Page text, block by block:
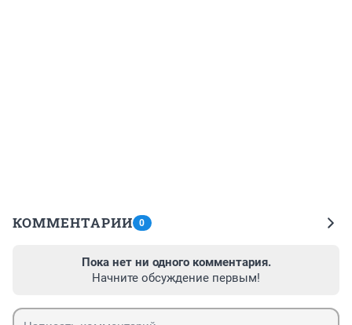
КОММЕНТАРИИ 0
Пока нет ни одного комментария.
Начните обсуждение первым!